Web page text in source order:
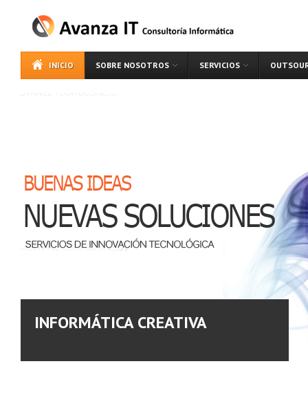
INICIO SOBRE NOSOTROS SERVICIOS
INFORMÁTICA CREATIVA